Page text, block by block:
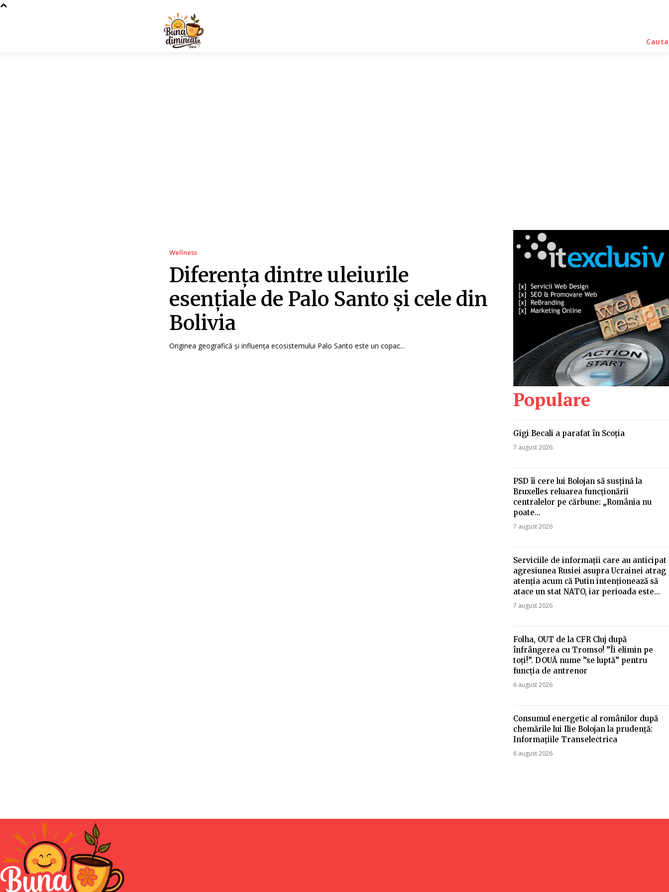
Cauta
Wellness
Diferența dintre uleiurile
esențiale de Palo Santo și cele din
Bolivia
Originea geografică și influența ecosistemului Palo Santo este un copac...
Populare
Gigi Becali a parafat în Scoția
7 august 2026
PSD îi cere lui Bolojan să susțină la
Bruxelles reluarea funcționării
centralelor pe cărbune: „România nu
poate…
7 august 2026
Serviciile de informații care au anticipat
agresiunea Rusiei asupra Ucrainei atrag
atenția acum că Putin intenționează să
atace un stat NATO, iar perioada este...
7 august 2026
Folha, OUT de la CFR Cluj după
înfrângerea cu Tromso! ”Îi elimin pe
toți!”. DOUĂ nume ”se luptă” pentru
funcția de antrenor
6 august 2026
Consumul energetic al românilor după
chemările lui Ilie Bolojan la prudență:
Informațiile Transelectrica
6 august 2026